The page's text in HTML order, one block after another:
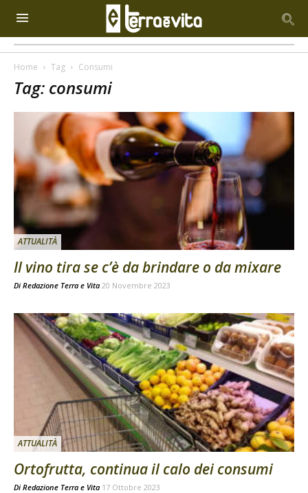
Home Tag Consumi
Tag: consumi
ATTUALITÀ
Il vino tira se c’è da brindare o da mixare
Di Redazione Terra e Vita 20 Novembre 2023
ATTUALITÀ
Ortofrutta, continua il calo dei consumi
Di Redazione Terra e Vita 17 Ottobre 2023